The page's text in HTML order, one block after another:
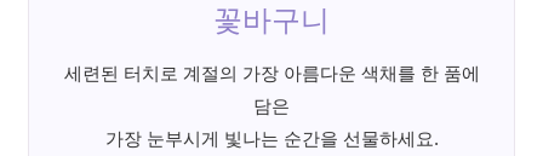
꽃바구니
세련된 터치로 계절의 가장 아름다운 색채를 한 품에
담은
가장 눈부시게 빛나는 순간을 선물하세요.